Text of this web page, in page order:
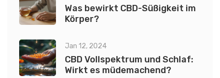
Was bewirkt CBD-Süßigkeit im
Körper?
Jan 12, 2024
CBD Vollspektrum und Schlaf:
Wirkt es müdemachend?